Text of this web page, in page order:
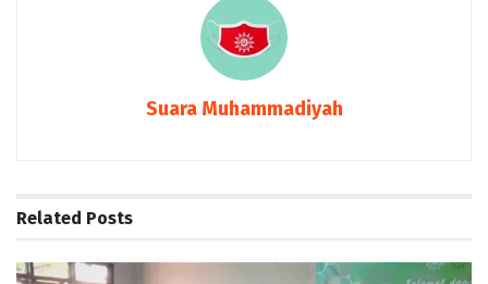
Suara Muhammadiyah
Related Posts